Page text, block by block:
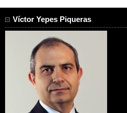
Víctor Yepes Piqueras